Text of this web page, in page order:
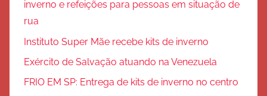
inverno e refeições para pessoas em situação de
rua
Instituto Super Mãe recebe kits de inverno
Exército de Salvação atuando na Venezuela
FRIO EM SP: Entrega de kits de inverno no centro